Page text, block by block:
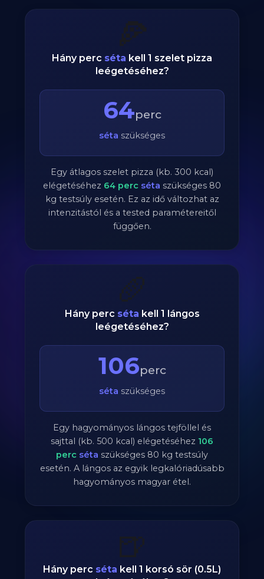
🍕
Hány perc séta kell 1 szelet pizza
leégetéséhez?
64perc
séta szükséges
Egy átlagos szelet pizza (kb. 300 kcal)
elégetéséhez 64 perc séta szükséges 80
kg testsúly esetén. Ez az idő változhat az
intenzitástól és a tested paramétereitől
függően.
🥖
Hány perc séta kell 1 lángos
leégetéséhez?
106perc
séta szükséges
Egy hagyományos lángos tejföllel és
sajttal (kb. 500 kcal) elégetéséhez 106
perc séta szükséges 80 kg testsúly
esetén. A lángos az egyik legkalóriadúsabb
hagyományos magyar étel.
🍺
Hány perc séta kell 1 korsó sör (0.5L)